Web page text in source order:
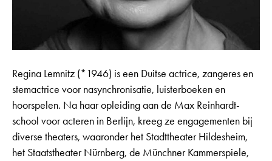
Regina Lemnitz (*1946) is een Duitse actrice, zangeres en
stemactrice voor nasynchronisatie, luisterboeken en
hoorspelen. Na haar opleiding aan de Max Reinhardt-
school voor acteren in Berlijn, kreeg ze engagementen bij
diverse theaters, waaronder het Stadttheater Hildesheim,
het Staatstheater Nürnberg, de Münchner Kammerspiele,